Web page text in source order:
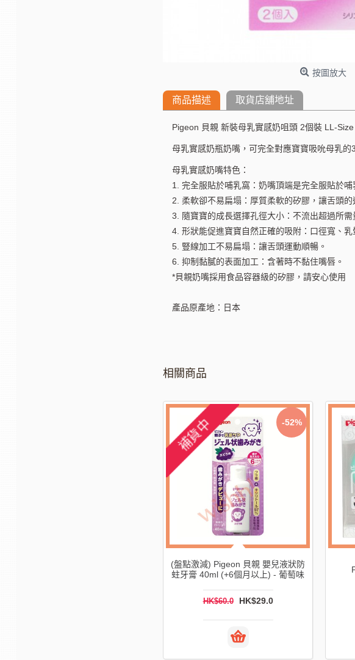
按圖放大
商品描述 取貨店舖地址
Pigeon 貝親 新裝母乳實感奶咀頭 2個裝 LL-
母乳實感奶瓶奶嘴，可完全對應寶寶吸吮母乳
母乳實感奶嘴特色：
1. 完全服貼於哺乳窩：奶嘴頂端是完全服貼於哺
2. 柔軟卻不易扁塌：厚質柔軟的矽膠，讓舌頭的
3. 隨寶寶的成長選擇孔徑大小：不流出超過所
4. 形狀能促進寶寶自然正確的吸附：口徑寬、
5. 豎線加工不易扁塌：讓舌頭運動順暢。
6. 抑制黏膩的表面加工：含著時不黏住嘴唇。
*貝親奶嘴採用食品容器級的矽膠，請安心使用
產品原產地：日本
相關商品
-32%
Pigeon 胡蘿蔔花型咬咬膠
HK$95.0 HK$65.0